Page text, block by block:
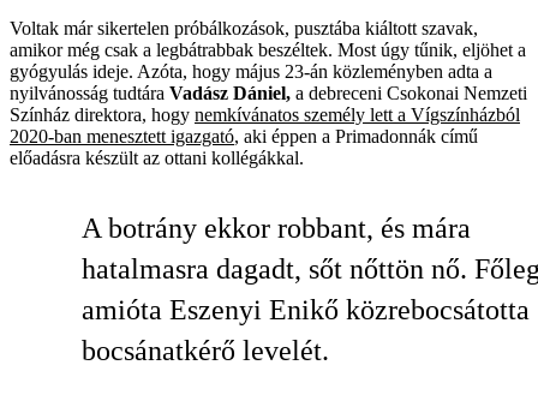
Voltak már sikertelen próbálkozások, pusztába kiáltott szavak,
amikor még csak a legbátrabbak beszéltek. Most úgy tűnik, eljöhet a
gyógyulás ideje. Azóta, hogy május 23-án közleményben adta a
nyilvánosság tudtára Vadász Dániel, a debreceni Csokonai Nemzeti
Színház direktora, hogy nemkívánatos személy lett a Vígszínházból
2020-ban menesztett igazgató, aki éppen a Primadonnák című
előadásra készült az ottani kollégákkal.
A botrány ekkor robbant, és mára
hatalmasra dagadt, sőt nőttön nő.
amióta Eszenyi Enikő közrebocsátotta
bocsánatkérő levelét.